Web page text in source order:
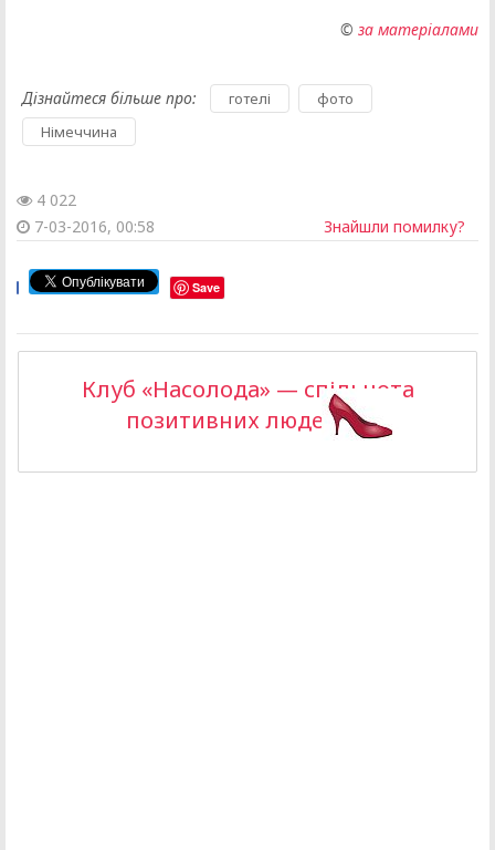
© за матеріалами
Дізнайтеся більше про: готелі фото
Німеччина
4 022
7-03-2016, 00:58
Знайшли помилку?
Save
Клуб «Насолода» — спільнота
позитивних людей >>